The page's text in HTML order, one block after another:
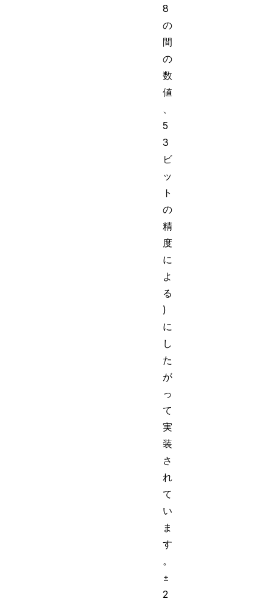
8
の
間
の
数
値
5
3
ビ
ッ
ト
の
精
度
に
よ
る
)
に
し
た
が
っ
て
実
装
さ
れ
て
い
ま
す
。
±
2